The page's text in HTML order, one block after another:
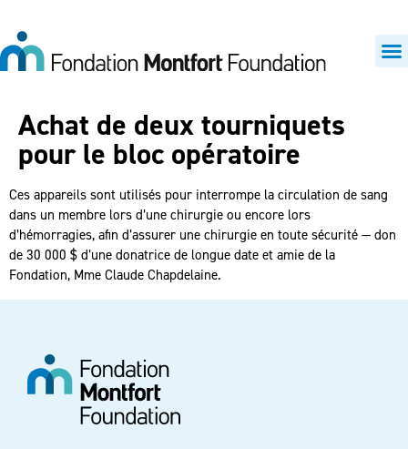
Achat de deux tourniquets
pour le bloc opératoire
Ces appareils sont utilisés pour interrompe la circulation de sang
dans un membre lors d’une chirurgie ou encore lors
d’hémorragies, afin d’assurer une chirurgie en toute sécurité — don
de 30 000 $ d’une donatrice de longue date et amie de la
Fondation, Mme Claude Chapdelaine.